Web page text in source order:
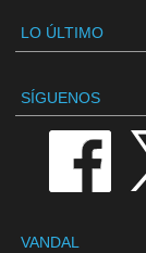
LO ÚLTIMO
SÍGUENOS
VANDAL